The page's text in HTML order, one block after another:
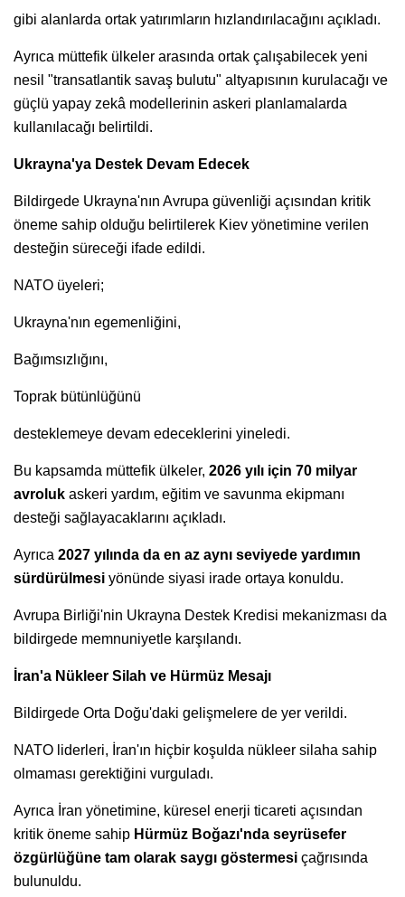
gibi alanlarda ortak yatırımların hızlandırılacağını açıkladı.
Ayrıca müttefik ülkeler arasında ortak çalışabilecek yeni
nesil "transatlantik savaş bulutu" altyapısının kurulacağı ve
güçlü yapay zekâ modellerinin askeri planlamalarda
kullanılacağı belirtildi.
Ukrayna'ya Destek Devam Edecek
Bildirgede Ukrayna'nın Avrupa güvenliği açısından kritik
öneme sahip olduğu belirtilerek Kiev yönetimine verilen
desteğin süreceği ifade edildi.
NATO üyeleri;
Ukrayna'nın egemenliğini,
Bağımsızlığını,
Toprak bütünlüğünü
desteklemeye devam edeceklerini yineledi.
Bu kapsamda müttefik ülkeler, 2026 yılı için 70 milyar
avroluk askeri yardım, eğitim ve savunma ekipmanı
desteği sağlayacaklarını açıkladı.
Ayrıca 2027 yılında da en az aynı seviyede yardımın
sürdürülmesi yönünde siyasi irade ortaya konuldu.
Avrupa Birliği'nin Ukrayna Destek Kredisi mekanizması da
bildirgede memnuniyetle karşılandı.
İran'a Nükleer Silah ve Hürmüz Mesajı
Bildirgede Orta Doğu'daki gelişmelere de yer verildi.
NATO liderleri, İran'ın hiçbir koşulda nükleer silaha sahip
olmaması gerektiğini vurguladı.
Ayrıca İran yönetimine, küresel enerji ticareti açısından
kritik öneme sahip Hürmüz Boğazı'nda seyrüsefer
özgürlüğüne tam olarak saygı göstermesi çağrısında
bulunuldu.